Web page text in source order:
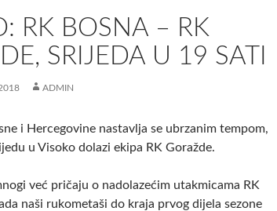
RK BOSNA – RK
SRIJEDA U 19 SATI
ADMIN
i Hercegovine nastavlja se ubrzanim tempom,
u Visoko dolazi ekipa RK Goražde.
već pričaju o nadolazećim utakmicama RK
naši rukometaši do kraja prvog dijela sezone